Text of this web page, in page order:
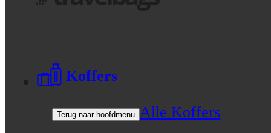
Koffers
Terug naar hoofdmenu
Alle Koffers